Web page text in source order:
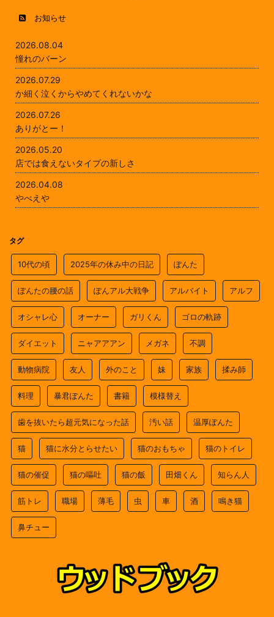
お知らせ
2026.08.04
憧れのバーン
2026.07.29
か細く泣くからやめてくれないかな
2026.07.26
ありがとー！
2026.05.20
店では食えないタイプの新しさ
2026.04.08
やべえや
タグ
10代の頃 2025年の休み中の日記 ぽんた
ぽんたの腰の話 ぽんアル大戦争 アルバイト アルフ
オシャレ心 オーナー ガリくん ゴロの軌跡
ダイエット ニャアアアン メガネ 不調
動物病院 友人 外のこと 妹 家族 揉み師
料理 暴君ぽんた 書籍 模様替え
歯を抜いたら超元気になった話 汚い話 温厚ぽんた
猫 猫に水分とらせたい 猫のおもちゃ 猫のトイレ
猫の催促 猫の嘔吐 猫の飯 田畑くん 知らん人
筋トレ 職場 薄毛 虫 車 酒 鳴き猫
鼻チュー